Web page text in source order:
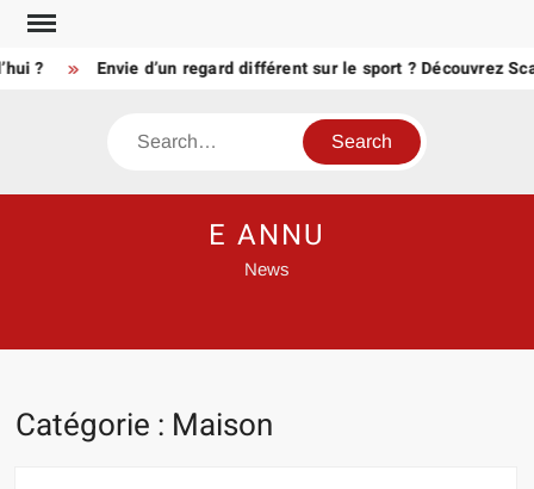
Skip
content
Envie d’un regard différent sur le sport ? Découvrez
Search
E ANNU
News
Catégorie : Maison